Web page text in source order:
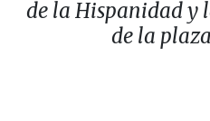
de la Hispanidad y
de la